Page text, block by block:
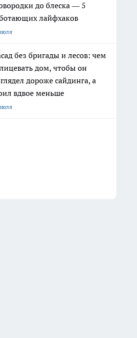
до блеска — 5
лайфхаков
без бригады и лесов: чем
дом, чтобы он
дороже сайдинга, а
вдвое меньше